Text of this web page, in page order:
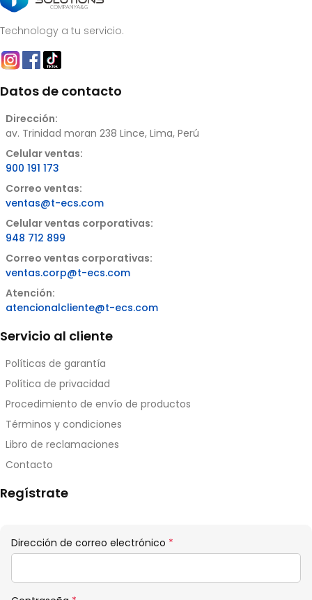
Technology a tu servicio.
Datos de contacto
Dirección:
av. Trinidad moran 238 Lince, Lima, Perú
Celular ventas:
900 191 173
Correo ventas:
ventas@t-ecs.com
Celular ventas corporativas:
948 712 899
Correo ventas corporativas:
ventas.corp@t-ecs.com
Atención:
atencionalcliente@t-ecs.com
Servicio al cliente
Políticas de garantía
Política de privacidad
Procedimiento de envío de productos
Términos y condiciones
Libro de reclamaciones
Contacto
Regístrate
Dirección de correo electrónico *